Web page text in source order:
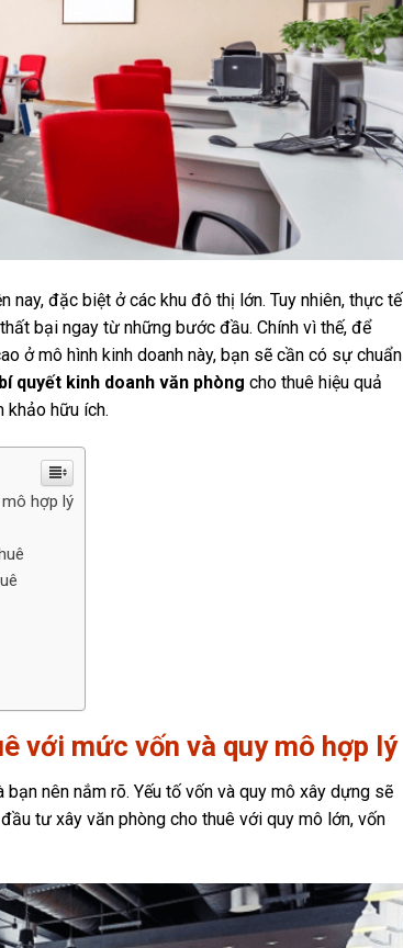
nay, đặc biệt ở các khu đô thị lớn. Tuy nhiên, thực tế
bại ngay từ những bước đầu. Chính vì thế, để
ở mô hình kinh doanh này, bạn sẽ cần có sự chuẩn
bí quyết kinh doanh văn phòng cho thuê hiệu quả
khảo hữu ích.
hợp lý
với mức vốn và quy mô hợp lý
nên nắm rõ. Yếu tố vốn và quy mô xây dựng sẽ
tư xây văn phòng cho thuê với quy mô lớn, vốn